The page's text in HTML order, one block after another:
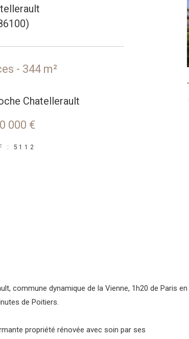
- 344 m²
Chatellerault
000 €
: 5112
commune dynamique de la Vienne, 1h20 de Paris en
de Poitiers.
propriété rénovée avec soin par ses